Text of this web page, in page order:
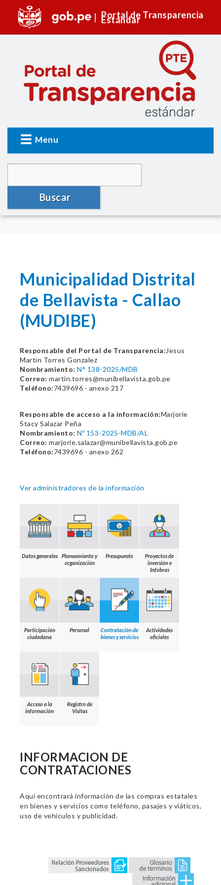
Portal de Transparencia
Estándar
Menu
Buscar
Municipalidad Distrital
de Bellavista - Callao
(MUDIBE)
Responsable del Portal de Transparencia: Jesus
Martin Torres Gonzalez
Nombramiento: N° 138-2025/MDB
Correo: martin.torres@munibellavista.gob.pe
Teléfono:7439696 - anexo 217
Responsable de acceso a la información:Marjorie
Stacy Salazar Peña
Nombramiento: Nº 153-2025-MDB/AL
Correo: marjorie.salazar@munibellavista.gob.pe
Teléfono:7439696 - anexo 262
Ver administradores de la información
Datos generales
Planeamiento y
organización
Presupuesto
Proyectos de
inversión e
Infobras
Participación
ciudadana
Personal
Contratación de
bienes y servicios
Actividades
oficiales
Acceso a la
información
Registro de
Visitas
INFORMACION DE
CONTRATACIONES
Aquí encontrará información de las compras estatales
en bienes y servicios como teléfono, pasajes y viáticos,
uso de vehículos y publicidad.